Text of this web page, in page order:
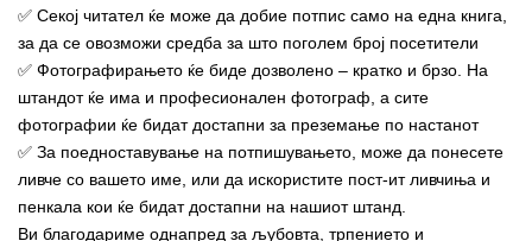
✅ Секој читател ќе може да добие потпис само на една книга,
за да се овозможи средба за што поголем број посетители
✅ Фотографирањето ќе биде дозволено – кратко и брзо. На
штандот ќе има и професионален фотограф, а сите
фотографии ќе бидат достапни за преземање по настанот
✅ За поедноставување на потпишувањето, може да понесете
ливче со вашето име, или да искористите пост-ит ливчиња и
пенкала кои ќе бидат достапни на нашиот штанд.
Ви благодариме однапред за љубовта, трпението и